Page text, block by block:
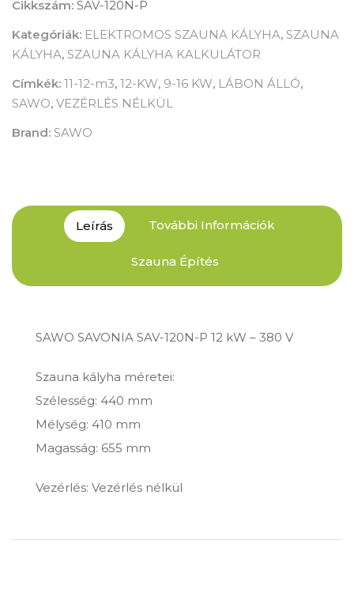
Cikkszám: SAV-120N-P
Kategóriák: ELEKTROMOS SZAUNA KÁLYHA, SZAUNA
KÁLYHA, SZAUNA KÁLYHA KALKULÁTOR
Címkék: 11-12-m3, 12-KW, 9-16 KW, LÁBON ÁLLÓ,
SAWO, VEZÉRLÉS NÉLKÜL
Brand: SAWO
Leírás További Információk
Szauna Építés
SAWO SAVONIA SAV-120N-P 12 kW – 380 V
Szauna kályha méretei:
Szélesség: 440 mm
Mélység: 410 mm
Magasság: 655 mm
Vezérlés: Vezérlés nélkül